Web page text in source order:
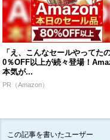
「え、こんなセールやってた
0％OFF以上が続々登場！
本気が...
PR（Amazon）
この記事を書いたユーザー